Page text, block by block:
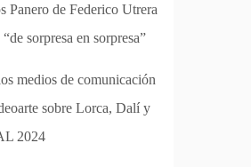
Panero de Federico Utrera
sorpresa en sorpresa”
medios de comunicación
sobre Lorca, Dalí y
2024